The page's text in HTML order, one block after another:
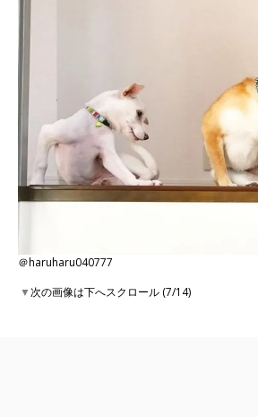
＠haruharu040777
▼次の画像は下へスクロール (7/14)